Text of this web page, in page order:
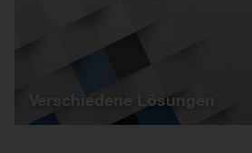
Verschiedene Lösungen